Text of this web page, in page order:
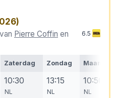
Pierre Coffin en
6.5
Zaterdag Zondag Maandag
10:30
NL
13:15
NL
10:50
NL